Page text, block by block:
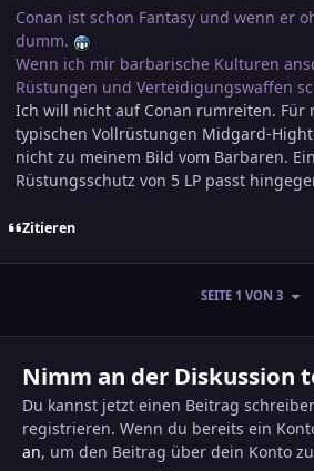
Conan ist schon Fantasy und wenn er
dumm.
Wenn ich mir barbarische Kulturen
Rüstungen und Verteidigungswaffen
Ich will nicht auf Conan rumreiten. Für
typischen Vollrüstungen Midgard-
nicht zu meinem Bild vom Barbaren.
Rüstungsschutz von 5 LP passt
Zitieren
SEITE 1 VON 3
Nimm an der Diskussion
Du kannst jetzt einen Beitrag
registrieren. Wenn du bereits ein
an, um den Beitrag über dein Konto